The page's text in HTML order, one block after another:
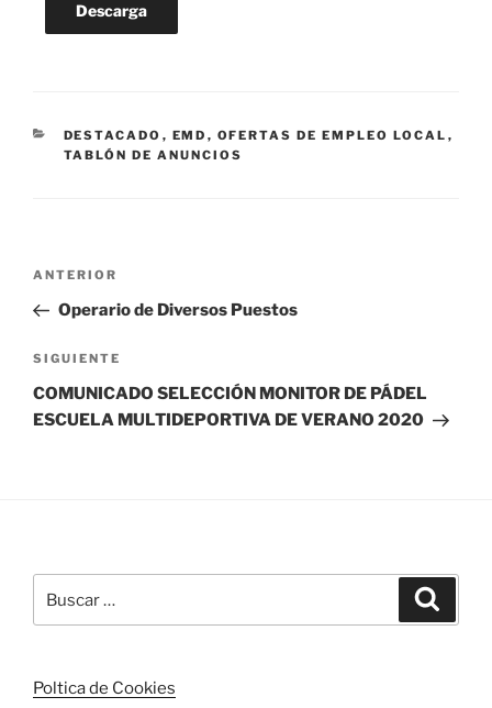
Descarga
CATEGORÍAS
DESTACADO , EMD , OFERTAS DE EMPLEO LOCAL ,
TABLÓN DE ANUNCIOS
Navegación
entradas
Entrada
anterior:
ANTERIOR
Operario de Diversos Puestos
Siguiente
entrada
SIGUIENTE
COMUNICADO SELECCIÓN MONITOR DE PÁDEL
ESCUELA MULTIDEPORTIVA DE VERANO 2020
por:
Poltica de Cookies